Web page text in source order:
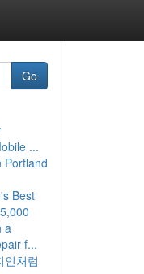
Go
...
Portland
Best
a
f...
인처럼